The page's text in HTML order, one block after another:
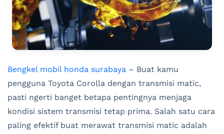
Bengkel mobil honda surabaya – Buat kamu
pengguna Toyota Corolla dengan transmisi matic,
pasti ngerti banget betapa pentingnya menjaga
kondisi sistem transmisi tetap prima. Salah satu cara
paling efektif buat merawat transmisi matic adalah